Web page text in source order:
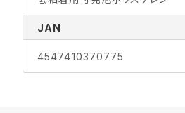
JAN
4547410370775